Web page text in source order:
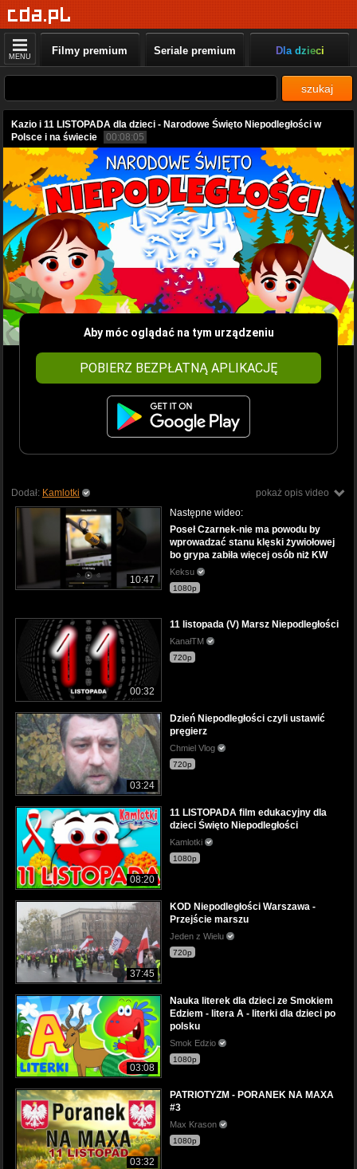
MENU Filmy premium Seriale premium Dla dzieci
szukaj
Kazio i 11 LISTOPADA dla dzieci - Narodowe Święto Niepodległości w
Polsce i na świecie
00:08:05
Aby móc oglądać na tym urządzeniu
POBIERZ BEZPŁATNĄ APLIKACJĘ
pokaż opis video
Dodał: Kamlotki
10:47
Następne wideo:
Poseł Czarnek-nie ma powodu by
wprowadzać stanu klęski żywiołowej
bo grypa zabiła więcej osób niż KW
Keksu
1080p
00:32
11 listopada (V) Marsz Niepodległości
KanałTM
720p
03:24
Dzień Niepodległości czyli ustawić
pręgierz
Chmiel Vlog
720p
08:20
11 LISTOPADA film edukacyjny dla
dzieci Święto Niepodległości
Kamlotki
1080p
37:45
KOD Niepodległości Warszawa -
Przejście marszu
Jeden z Wielu
720p
03:08
Nauka literek dla dzieci ze Smokiem
Edziem - litera A - literki dla dzieci po
polsku
Smok Edzio
1080p
03:32
PATRIOTYZM - PORANEK NA MAXA
#3
Max Krason
1080p